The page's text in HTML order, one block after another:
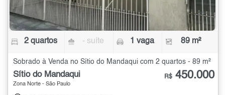
2 quartos - suíte 1 vaga 89 m²
Sobrado à Venda no Sítio do Mandaqui com 2 quartos - 89 m²
Sítio do Mandaqui
Zona Norte - São Paulo
R$ 450.000